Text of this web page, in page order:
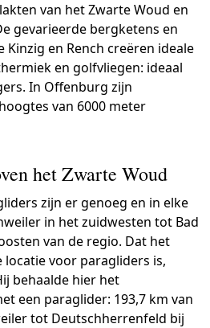
van het Zwarte Woud en
gevarieerde bergketens en
Kinzig en Rench creëren ideale
en golfvliegen: ideaal
In Offenburg zijn
van 6000 meter
het Zwarte Woud
zijn er genoeg en in elke
in het zuidwesten tot Bad
van de regio. Dat het
locatie voor paragliders is,
behaalde hier het
een paraglider: 193,7 km van
tot Deutschherrenfeld bij